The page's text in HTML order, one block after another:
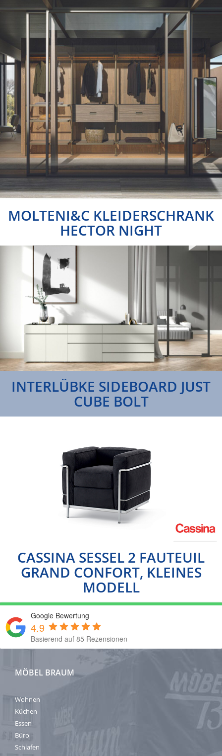
MOLTENI&C KLEIDERSCHRANK
HECTOR NIGHT
INTERLÜBKE SIDEBOARD JUST
CUBE BOLT
CASSINA SESSEL 2 FAUTEUIL
GRAND CONFORT, KLEINES
MODELL
Google Bewertung
4.9
Basierend auf 85 Rezensionen
MÖBEL BRAUM
Wohnen
Küchen
Essen
Büro
Schlafen